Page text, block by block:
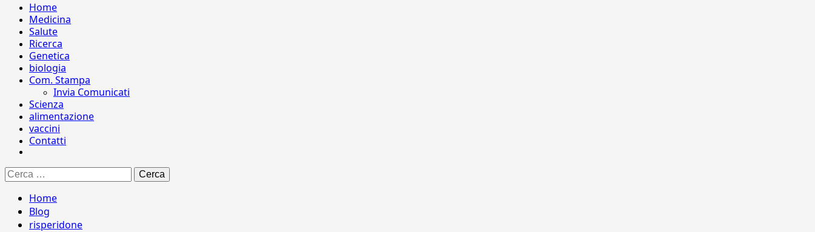
Home
Medicina
Salute
Ricerca
Genetica
biologia
Com. Stampa
Invia Comunicati
Scienza
alimentazione
vaccini
Contatti
Ricerca
per:
Home
Blog
risperidone